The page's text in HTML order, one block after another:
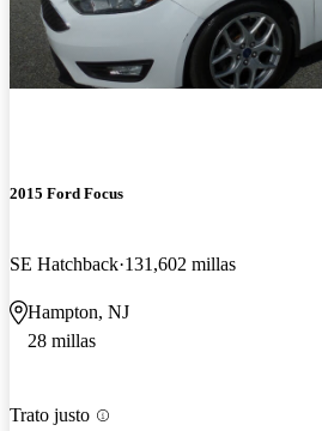
2015 Ford Focus
SE Hatchback 131,602 millas
Hampton, NJ
28 millas
Trato justo